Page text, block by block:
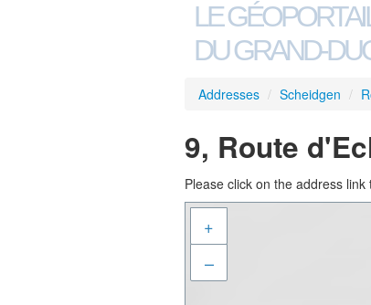
LE
DU GRAND-
Addresses / Scheidgen /
9, Route
Please click on the address
+
–